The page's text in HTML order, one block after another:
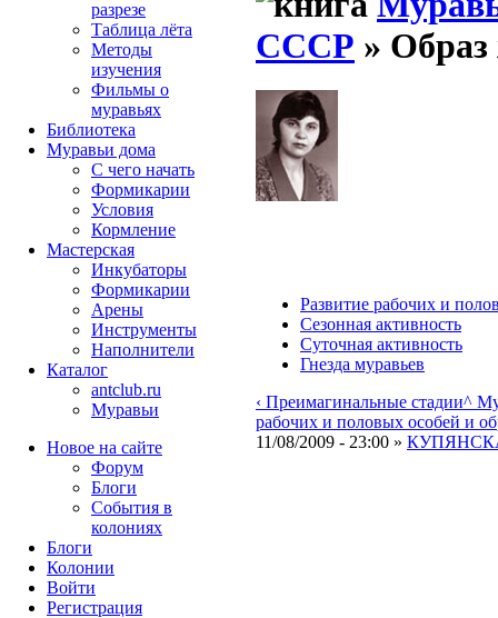
СССР »
Развитие рабочих и
Сезонная активность
Суточная активность
Гнезда муравьев
‹ Преимагинальные стадии^
рабочих и половых особей и
11/08/2009 - 23:00 »
разрезе
Таблица лёта
Методы
изучения
Фильмы о
муравьях
Библиотека
Муравьи дома
С чего начать
Формикарии
Условия
Кормление
Мастерская
Инкубаторы
Формикарии
Арены
Инструменты
Наполнители
Каталог
antclub.ru
Муравьи
Новое на сайте
Форум
Блоги
События в
колониях
Блоги
Колонии
Войти
Peгиcтpaция